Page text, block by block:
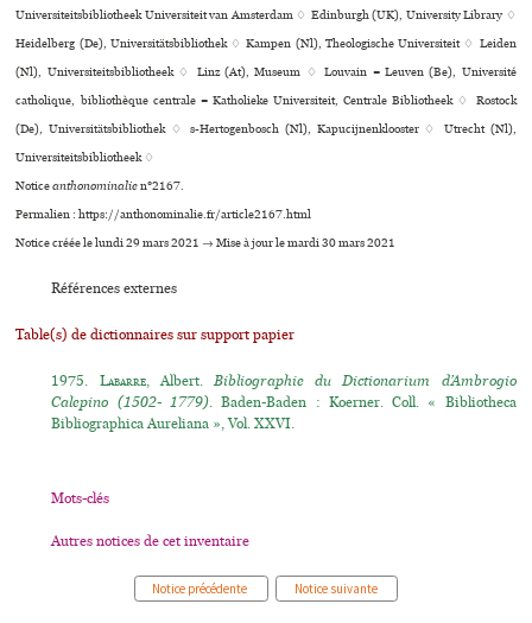
Universiteitsbibliotheek Universiteit van Amsterdam ♢ Edinburgh (UK), University Library ♢
Heidelberg (De), Universitätsbibliothek ♢ Kampen (Nl), Theologische Universiteit ♢ Leiden
(Nl), Universiteitsbibliotheek ♢ Linz (At), Museum ♢ Louvain = Leuven (Be), Université
catholique, bibliothèque centrale = Katholieke Universiteit, Centrale Bibliotheek ♢ Rostock
(De), Universitätsbibliothek ♢ s-Hertogenbosch (Nl), Kapucijnenklooster ♢ Utrecht (Nl),
Universiteitsbibliotheek ♢
Noticeanthonominalien°2167.
Permalien : https://anthonominalie.fr/article2167.html
Notice créée le lundi 29 mars 2021 → Mise à jour le mardi 30 mars 2021
Références externes
Table(s) de dictionnaires sur support papier
1975. Labarre, Albert.Bibliographie du Dictionarium d’Ambrogio
Calepino (1502- 1779). Baden-Baden : Koerner. Coll. « Bibliotheca
Bibliographica Aureliana », Vol. XXVI.
Mots-clés
Autres notices de cet inventaire
Notice précédente Notice suivante